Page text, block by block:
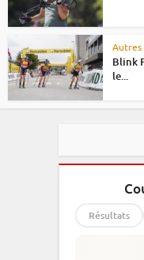
Autres
Blink
le...
Résultats